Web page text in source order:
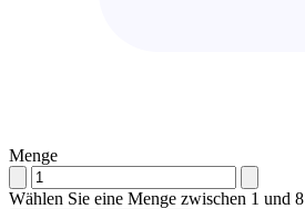
Menge
Wählen Sie eine Menge zwischen 1 und 8